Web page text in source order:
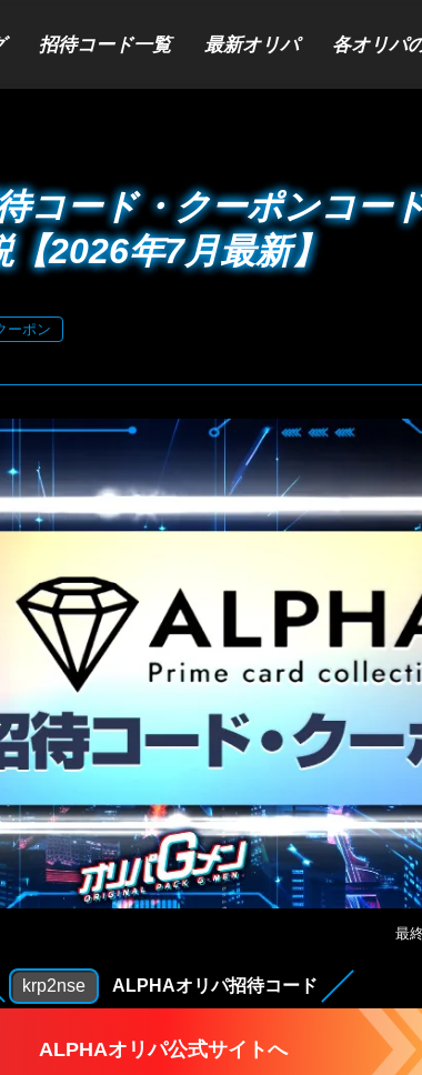
招待コード一覧 最新オリパ 各オリパ
コード・クーポンコー
2026年7月最新】
ーポン
最
krp2nse ALPHAオリパ招待コード
ALPHAオリパ公式サイトへ